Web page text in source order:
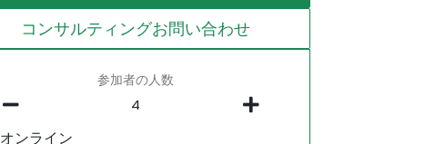
コンサルティングお問い合わせ
参加者の人数
オンライン